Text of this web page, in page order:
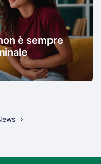
è sempre